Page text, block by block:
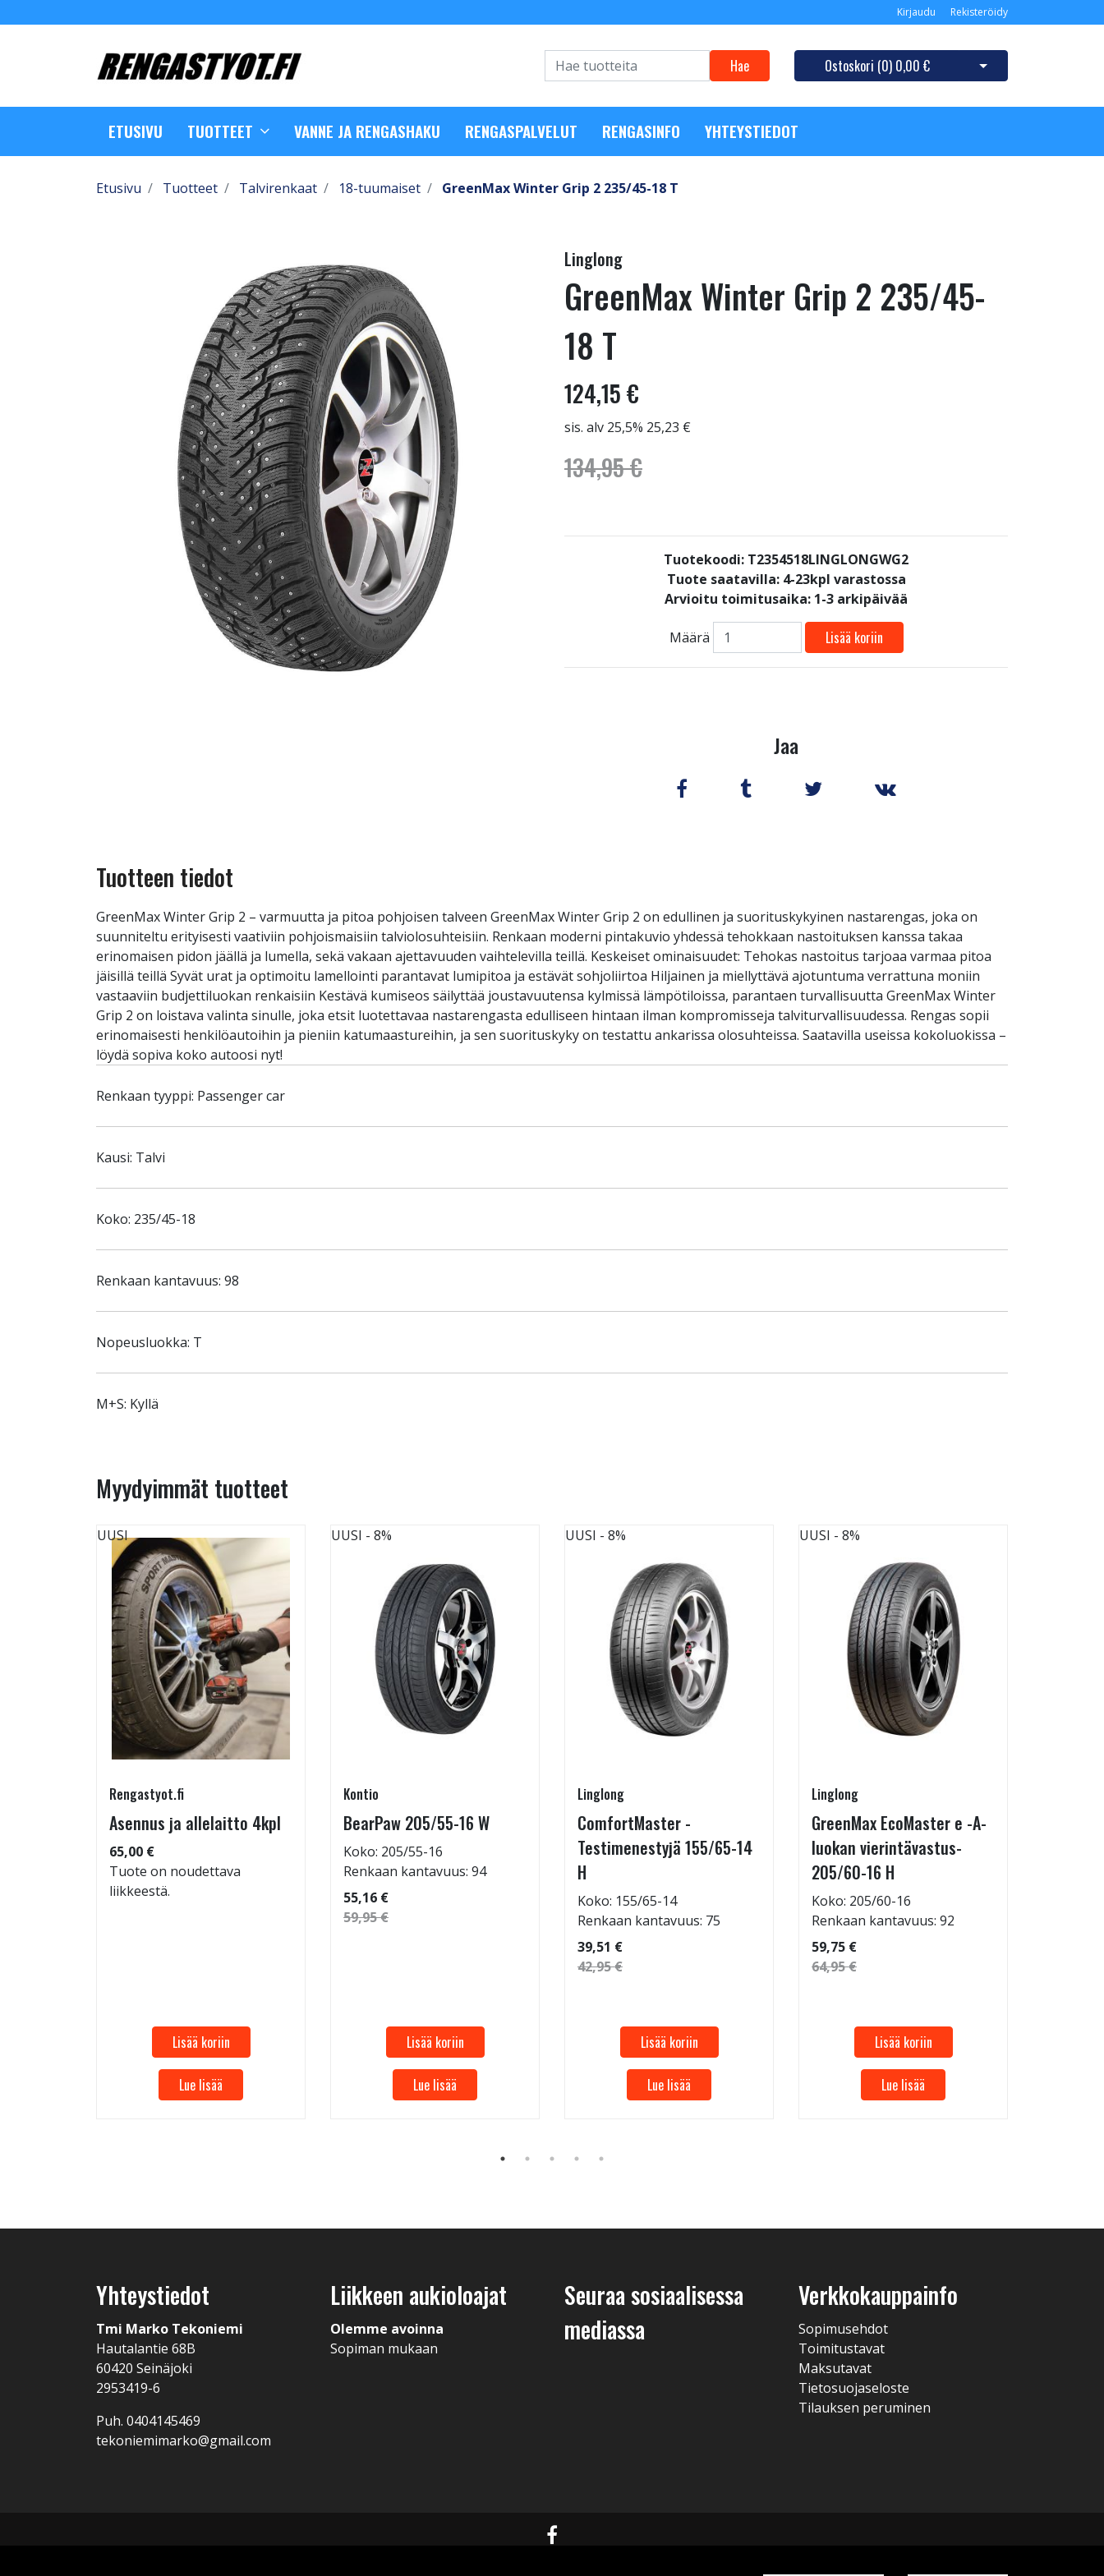
Kirjaudu Rekisteröidy
Hae Ostoskori (0) 0,00 € Avaa ostoskori
ETUSIVU TUOTTEET VANNE JA RENGASHAKU RENGASPALVELUT RENGASINFO YHTEYSTIEDOT
Etusivu Tuotteet Talvirenkaat 18-tuumaiset GreenMax Winter Grip 2 235/45-18 T
Linglong
GreenMax Winter Grip 2 235/45-
18 T
124,15 €
sis. alv 25,5% 25,23 €
134,95 €
Tuotekoodi: T2354518LINGLONGWG2
Tuote saatavilla: 4-23kpl varastossa
Arvioitu toimitusaika: 1-3 arkipäivää
Määrä Lisää koriin
Jaa
Tuotteen tiedot
GreenMax Winter Grip 2 – varmuutta ja pitoa pohjoisen talveen GreenMax Winter Grip 2 on edullinen ja suorituskykyinen nastarengas, joka on
suunniteltu erityisesti vaativiin pohjoismaisiin talviolosuhteisiin. Renkaan moderni pintakuvio yhdessä tehokkaan nastoituksen kanssa takaa
erinomaisen pidon jäällä ja lumella, sekä vakaan ajettavuuden vaihtelevilla teillä. Keskeiset ominaisuudet: Tehokas nastoitus tarjoaa varmaa pitoa
jäisillä teillä Syvät urat ja optimoitu lamellointi parantavat lumipitoa ja estävät sohjoliirtoa Hiljainen ja miellyttävä ajotuntuma verrattuna moniin
vastaaviin budjettiluokan renkaisiin Kestävä kumiseos säilyttää joustavuutensa kylmissä lämpötiloissa, parantaen turvallisuutta GreenMax Winter
Grip 2 on loistava valinta sinulle, joka etsit luotettavaa nastarengasta edulliseen hintaan ilman kompromisseja talviturvallisuudessa. Rengas sopii
erinomaisesti henkilöautoihin ja pieniin katumaastureihin, ja sen suorituskyky on testattu ankarissa olosuhteissa. Saatavilla useissa kokoluokissa –
löydä sopiva koko autoosi nyt!
Renkaan tyyppi: Passenger car
Kausi: Talvi
Koko: 235/45-18
Renkaan kantavuus: 98
Nopeusluokka: T
M+S: Kyllä
Myydyimmät tuotteet
UUSI
Rengastyot.fi
Asennus ja allelaitto 4kpl
65,00 €
Tuote on noudettava
liikkeestä.
Lisää koriin
Lue lisää
UUSI - 8%
Kontio
BearPaw 205/55-16 W
Koko: 205/55-16
Renkaan kantavuus: 94
55,16 €
59,95 €
Lisää koriin
Lue lisää
UUSI - 8%
Linglong
ComfortMaster -
Testimenestyjä 155/65-14
H
Koko: 155/65-14
Renkaan kantavuus: 75
39,51 €
42,95 €
Lisää koriin
Lue lisää
UUSI - 8%
Linglong
GreenMax EcoMaster e -A-
luokan vierintävastus-
205/60-16 H
Koko: 205/60-16
Renkaan kantavuus: 92
59,75 €
64,95 €
Lisää koriin
Lue lisää
Yhteystiedot
Tmi Marko Tekoniemi
Hautalantie 68B
60420 Seinäjoki
2953419-6
Puh. 0404145469
tekoniemimarko@gmail.com
Liikkeen aukioloajat
Olemme avoinna
Sopiman mukaan
Seuraa sosiaalisessa
mediassa
Verkkokauppainfo
Sopimusehdot
Toimitustavat
Maksutavat
Tietosuojaseloste
Tilauksen peruminen